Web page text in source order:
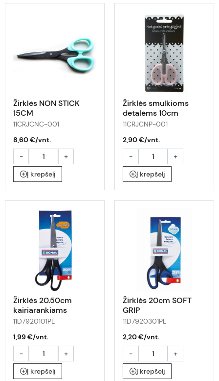
Žirklės NON STICK
15CM
11CRJCNC-001
8,60 €/vnt.
-
+
Į krepšelį
Žirklės smulkioms
detalėms 10cm
11CRJCNP-001
2,90 €/vnt.
-
+
Į krepšelį
Žirklės 20.50cm
kairiarankiams
11D7920101PL
1,99 €/vnt.
-
+
Į krepšelį
Žirklės 20cm SOFT
GRIP
11D7920301PL
2,20 €/vnt.
-
+
Į krepšelį